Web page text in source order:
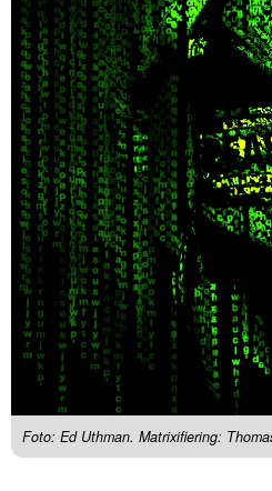
Foto: Ed Uthman. Matrixifiering: